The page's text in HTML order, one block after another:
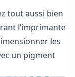
tout aussi bien
l’imprimante
les
un pigment